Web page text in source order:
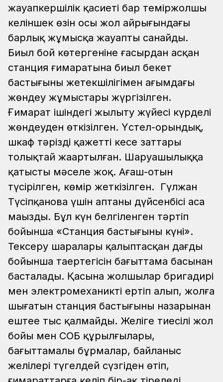
жауапкершілік қасиеті бар теміржолшы
келіншек өзін осы жол айрығындағы
барлық жұмысқа жауапты санайды.
Биыл бой көтергеніне ғасырдан асқан
станция ғимаратына биыл бекет
бастығының жетекшілігімен ағымдағы
жөндеу жұмыстары жүргізілген.
Ғимарат ішіндегі жылыту жүйесі күрделі
жөндеуден өткізілген. Үстел-орындық,
шкаф тәрізді қажетті кеңсе заттары
толықтай жаңартылған. Шаруашылыққа
қатысты мәселе жоқ. Ағаш-отын
түсірілген, көмір жеткізілген.
Гүлжан
Түсіпқанова үшін аптаның дүйсенбісі аса
маңызды. Бұл күн белгіленген тәртіп
бойынша «Станция бастығының күні».
Тексеру шаралары қалыптасқан дағды
бойынша таңертеңгісін бағыттама басынан
басталады. Қасына жолшылар бригадирі
мен электромеханикті ертіп алып, жолға
шығатын станция бастығының назарынан
ештеңе тыс қалмайды. Желіге тиесілі жол
бойы мен СОБ құрылғылары,
бағыттамалы бұрмалар, байланыс
желілері түгелдей сүзгіден өтіп,